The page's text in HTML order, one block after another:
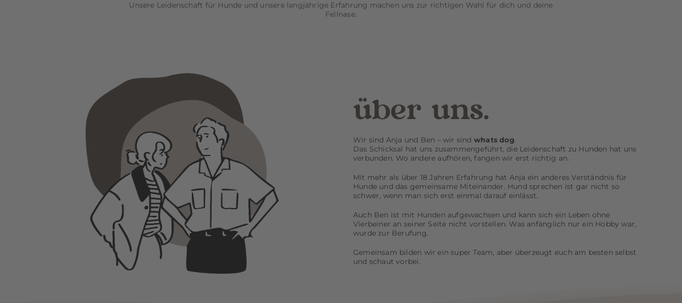
Unsere Leidenschaft für Hunde und unsere langjährige Erfahrung machen uns zur richtigen Wahl für dich und deine
Fellnase.
über uns.
Wir sind Anja und Ben – wir sind whats dog.
Das Schicksal hat uns zusammengeführt, die Leidenschaft zu Hunden hat uns
verbunden. Wo andere aufhören, fangen wir erst richtig an.
Mit mehr als über 18 Jahren Erfahrung hat Anja ein anderes Verständnis für
Hunde und das gemeinsame Miteinander. Hund sprechen ist gar nicht so
schwer, wenn man sich erst einmal darauf einlässt.
Auch Ben ist mit Hunden aufgewachsen und kann sich ein Leben ohne
Vierbeiner an seiner Seite nicht vorstellen. Was anfänglich nur ein Hobby war,
wurde zur Berufung.
Gemeinsam bilden wir ein super Team, aber überzeugt euch am besten selbst
und schaut vorbei.